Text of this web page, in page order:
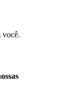
você.